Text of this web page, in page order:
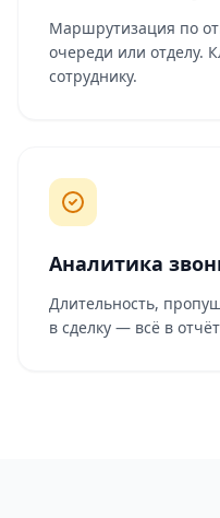
Маршрутизация по
очереди или отделу.
сотруднику.
Аналитика
Длительность,
в сделку — всё в